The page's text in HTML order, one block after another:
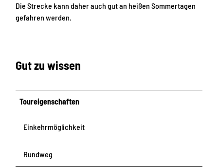
Die Strecke kann daher auch gut an heißen Sommertagen
gefahren werden.
Gut zu wissen
Toureigenschaften
Einkehrmöglichkeit
Rundweg